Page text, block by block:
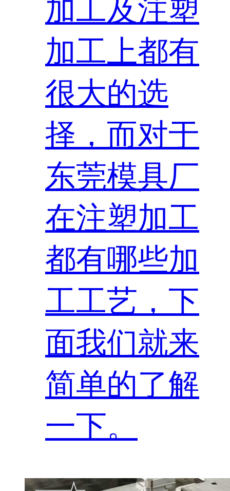
加工及注塑
加工上都有
很大的选
择，而对于
东莞模具厂
在注塑加工
都有哪些加
工工艺，下
面我们就来
简单的了解
一下。